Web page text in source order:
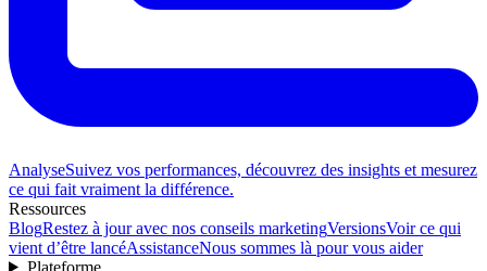
AnalyseSuivez vos performances, découvrez des insights et mesurez
ce qui fait vraiment la différence.
Ressources
BlogRestez à jour avec nos conseils marketingVersionsVoir ce qui
vient d’être lancéAssistanceNous sommes là pour vous aider
Plateforme